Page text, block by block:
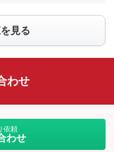
見る
わせ
依頼
わせ